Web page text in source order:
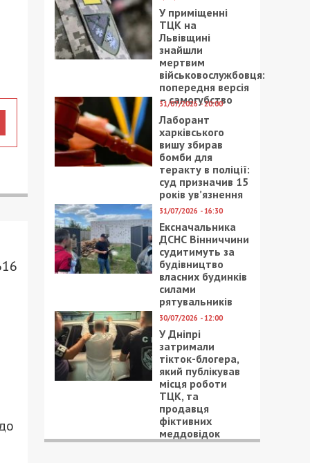
У приміщенні
ТЦК на
Львівщині
знайшли
мертвим
військовослужбовця:
попередня версія
– самогубство
31/07/2026 - 20:00
Лаборант
харківського
вишу збирав
бомби для
теракту в поліції:
суд призначив 15
років ув’язнення
31/07/2026 - 16:30
Ексначальника
ДСНС Вінниччини
судитимуть за
будівництво
власних будинків
силами
рятувальників
30/07/2026 - 12:00
У Дніпрі
затримали
тікток-блогера,
який публікував
місця роботи
ТЦК, та
продавця
фіктивних
меддовідок